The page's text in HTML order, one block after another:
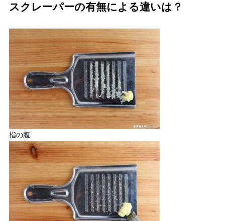
スクレーパーの有無による違いは？
指の腹